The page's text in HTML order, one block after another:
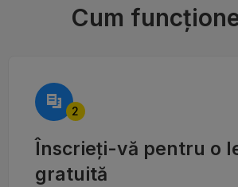
Cum
2
Înscrieți-vă pentru o
gratuită